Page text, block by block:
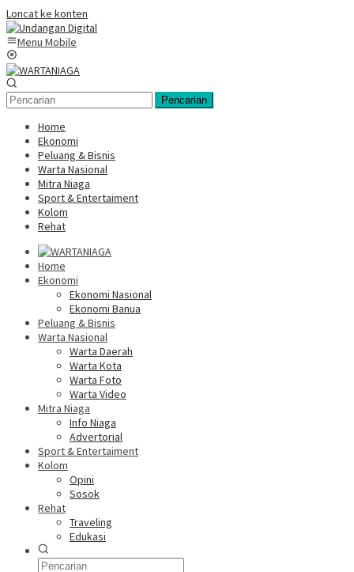
Loncat ke konten
Menu Mobile
Pencarian
Home
Ekonomi
Peluang & Bisnis
Warta Nasional
Mitra Niaga
Sport & Entertaiment
Kolom
Rehat
Home
Ekonomi
Ekonomi Nasional
Ekonomi Banua
Peluang & Bisnis
Warta Nasional
Warta Daerah
Warta Kota
Warta Foto
Warta Video
Mitra Niaga
Info Niaga
Advertorial
Sport & Entertaiment
Kolom
Opini
Sosok
Rehat
Traveling
Edukasi